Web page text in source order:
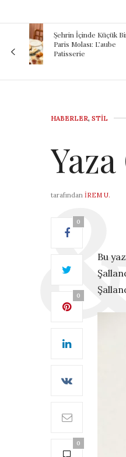
“Lezzetin
Hikâye:
HABERLER, STIL
tarafından İREM U.
0
0
0
Bu